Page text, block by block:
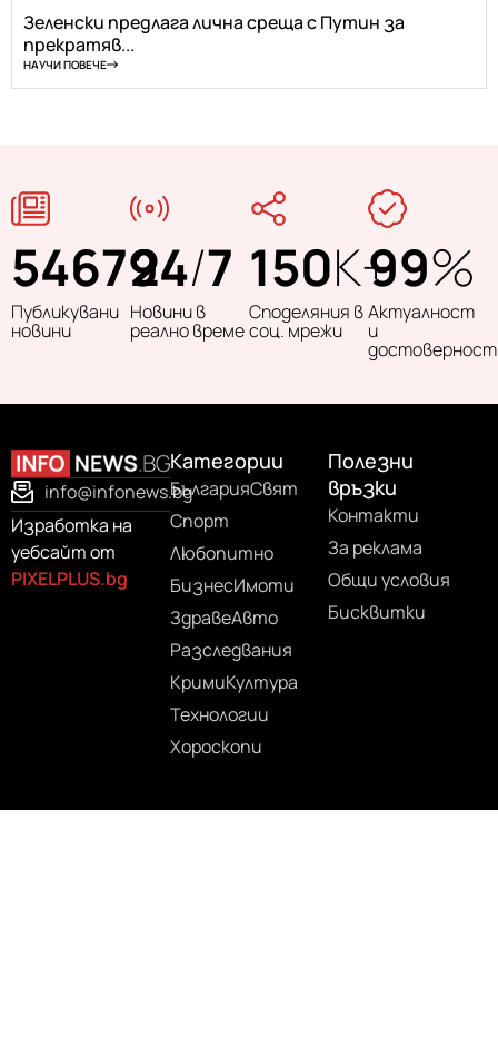
Зеленски предлага лична среща с Путин за
прекратяв...
НАУЧИ ПОВЕЧЕ
54679
Публикувани
новини
24/7
Новини в
реално време
150K+
Споделяния в
соц. мрежи
99%
Актуалност
и
достоверност
info@infonews.bg
Изработка на
уебсайт от
PIXELPLUS.bg
Категории
БългарияСвят
Спорт
Любопитно
БизнесИмоти
ЗдравеАвто
Разследвания
КримиКултура
Технологии
Хороскопи
Полезни
връзки
Контакти
За реклама
Общи условия
Бисквитки